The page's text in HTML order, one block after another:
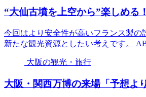
“大仙古墳を上空から”楽しめる
今回はより安全性が高いフランス製
新たな観光資源としたい考えです。
大阪の観光・旅行
大阪 ・関西万博の来場「予想よ